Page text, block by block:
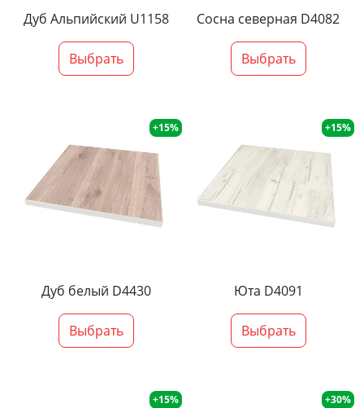
Дуб Альпийский U1158
Выбрать
Сосна северная D4082
Выбрать
+15%
Дуб белый D4430
Выбрать
+15%
Юта D4091
Выбрать
+15% +30%